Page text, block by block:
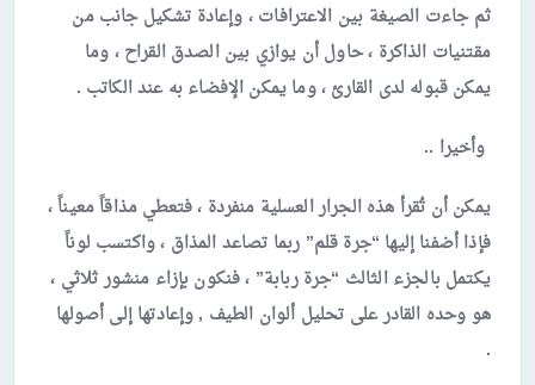
ثم جاءت الصيغة بين الاعترافات ، وإعادة تشكيل جانب من
مقتنيات الذاكرة ، حاول أن يوازي بين الصدق القراح ، وما
يمكن قبوله لدى القارئ ، وما يمكن الإفضاء به عند الكاتب .
وأخيرا ..
يمكن أن تُقرأ هذه الجرار العسلية منفردة ، فتعطي مذاقاً معيناً ،
فإذا أضفنا إليها “جرة قلم” ربما تصاعد المذاق ، واكتسب لوناً
يكتمل بالجزء الثالث “جرة ربابة” ، فنكون بإزاء منشور ثلاثي ،
هو وحده القادر على تحليل ألوان الطيف , وإعادتها إلى أصولها
.